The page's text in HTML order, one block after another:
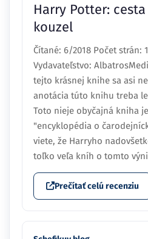
Harry Potter:
kouzel
Čítané: 6/2018 Počet strán:
Vydavateľstvo:
tejto krásnej knihe sa asi
anotácia túto knihu treba
Toto nieje obyčajná kniha
"encyklopédia o
viete, že Harryho
toľko veľa kníh o tomto
Prečítať celú recenziu